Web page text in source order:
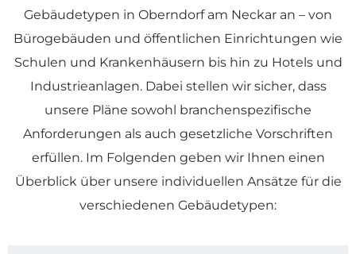
Gebäudetypen in Oberndorf am Neckar an – von
Bürogebäuden und öffentlichen Einrichtungen wie
Schulen und Krankenhäusern bis hin zu Hotels und
Industrieanlagen. Dabei stellen wir sicher, dass
unsere Pläne sowohl branchenspezifische
Anforderungen als auch gesetzliche Vorschriften
erfüllen. Im Folgenden geben wir Ihnen einen
Überblick über unsere individuellen Ansätze für die
verschiedenen Gebäudetypen: